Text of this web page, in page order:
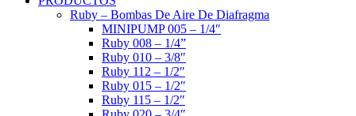
Ruby – Bombas De Aire De Diafragma
MINIPUMP 005 – 1/4″
Ruby 008 – 1/4”
Ruby 010 – 3/8″
Ruby 112 – 1/2″
Ruby 015 – 1/2″
Ruby 115 – 1/2″